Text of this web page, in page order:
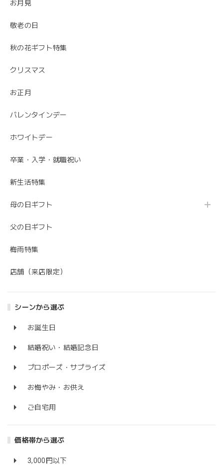
お月見
敬老の日
秋の花ギフト特集
クリスマス
お正月
バレンタインデー
ホワイトデー
卒業・入学・就職祝い
新生活特集
母の日ギフト
父の日ギフト
梅雨特集
店舗（来店限定）
シーンから選ぶ
お誕生日
結婚祝い・結婚記念日
プロポーズ・サプライズ
お悔やみ・お供え
ご自宅用
価格帯から選ぶ
3,000円以下